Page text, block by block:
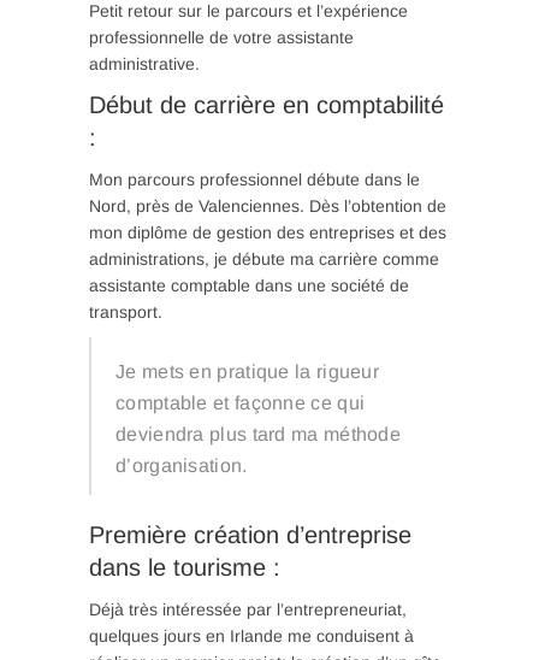
Petit retour sur le parcours et l’expérience
professionnelle de votre assistante
administrative.
Début de carrière en comptabilité
:
Mon parcours professionnel débute dans le
Nord, près de Valenciennes. Dès l’obtention de
mon diplôme de gestion des entreprises et des
administrations, je débute ma carrière comme
assistante comptable dans une société de
transport.
Je mets en pratique la rigueur
comptable et façonne ce qui
deviendra plus tard ma méthode
d’organisation.
Première création d’entreprise
dans le tourisme :
Déjà très intéressée par l’entrepreneuriat,
quelques jours en Irlande me conduisent à